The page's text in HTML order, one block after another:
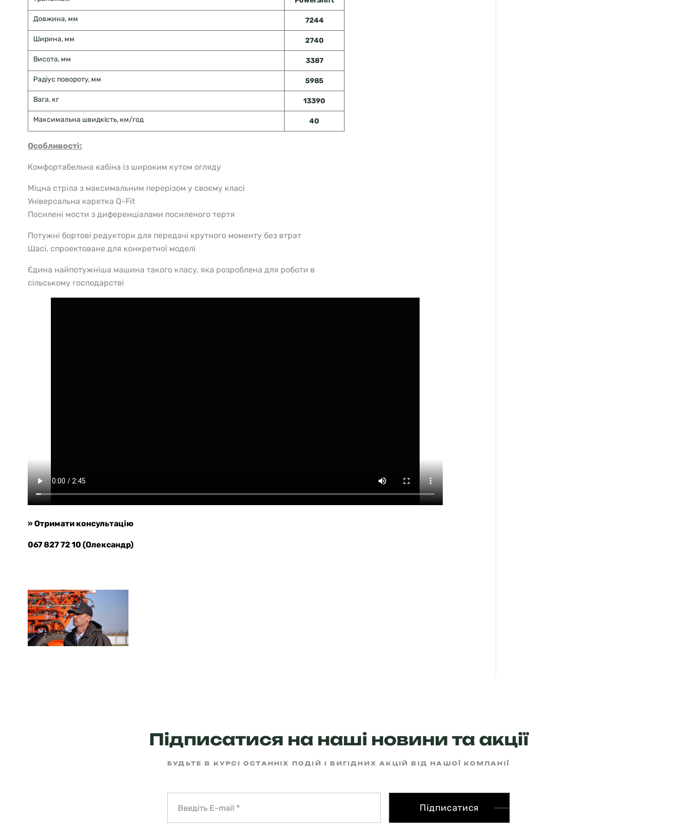
Довжина, мм 7244
Ширина, мм 2740
Висота, мм 3387
Радіус повороту, мм 5985
Вага, кг 13390
Максимальна швидкість, км/год 40
Особливості:
Комфортабельна кабіна із широким кутом огляду
Міцна стріла з максимальним перерізом у своєму класі
Універсальна каретка Q-Fit
Посилені мости з диференціалами посиленого тертя
Потужні бортові редуктори для передачі крутного моменту без втрат
Шасі, спроектоване для конкретної моделі
Єдина найпотужніша машина такого класу, яка розроблена для роботи в
сільському господарстві
» Отримати консультацію
067 827 72 10 (Олександр)
Підписатися на наші новини та акції
БУДЬТЕ В КУРСІ ОСТАННІХ ПОДІЙ І ВИГІДНИХ АКЦІЙ ВІД НАШОЇ КОМПАНІЇ
Підписатися